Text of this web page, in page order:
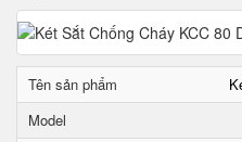
Tên sản phẩm
Model